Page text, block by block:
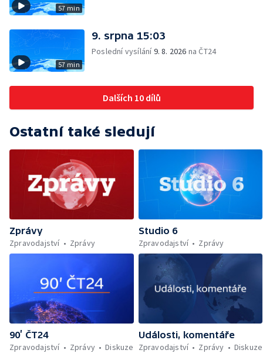
57 min
57 min
9. srpna 15:03
Poslední vysílání9. 8. 2026 na ČT24
Dalších 10 dílů
Ostatní také sledují
Zprávy
Zpravodajství
Zprávy
Studio 6
Zpravodajství
Zprávy
90’ ČT24
Zpravodajství
Zprávy Diskuze
Události, komentáře
Zpravodajství
Zprávy Diskuze